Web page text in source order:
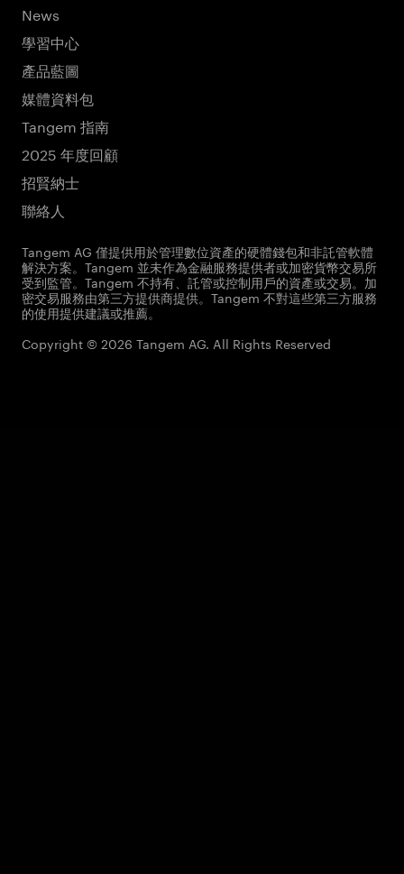
News
學習中心
產品藍圖
媒體資料包
Tangem 指南
2025 年度回顧
招賢納士
聯絡人
Tangem AG 僅提供用於管理數位資產的硬體錢包和非託管軟體
解決方案。Tangem 並未作為金融服務提供者或加密貨幣交易所
受到監管。Tangem 不持有、託管或控制用戶的資產或交易。加
密交易服務由第三方提供商提供。Tangem 不對這些第三方服務
的使用提供建議或推薦。